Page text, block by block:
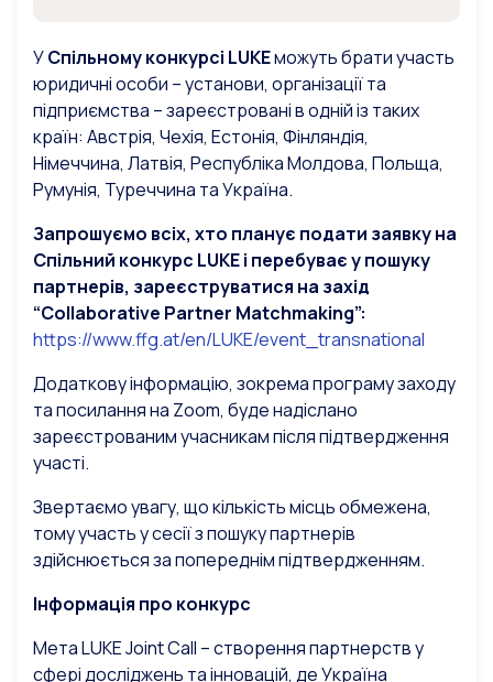
УCпільному конкурсі LUKEможуть брати участь
юридичні особи – установи, організації та
підприємства – зареєстровані в одній із таких
країн: Австрія, Чехія, Естонія, Фінляндія,
Німеччина, Латвія, Республіка Молдова, Польща,
Румунія, Туреччина та Україна.
Запрошуємо всіх, хто планує подати заявку на
Спільний конкурс LUKE і перебуває у пошуку
партнерів, зареєструватися на захід
“Collaborative Partner Matchmaking”:
https://www.ffg.at/en/LUKE/event_transnational
Додаткову інформацію, зокрема програму заходу
та посилання на Zoom, буде надіслано
зареєстрованим учасникам після підтвердження
участі.
Звертаємо увагу, що кількість місць обмежена,
тому участь у сесії з пошуку партнерів
здійснюється за попереднім підтвердженням.
Інформація про конкурс
Мета LUKE Joint Call – створення партнерств у
сфері досліджень та інновацій, де Україна